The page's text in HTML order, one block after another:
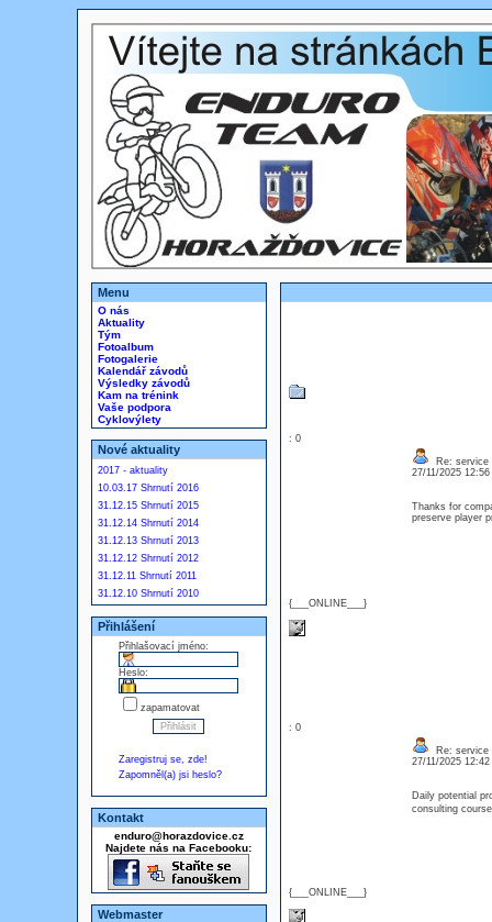
Menu
O nás
Aktuality
Tým
Fotoalbum
Fotogalerie
Kalendář závodů
Výsledky závodů
Kam na trénink
Vaše podpora
Cyklovýlety
Nové aktuality
2017 - aktuality
10.03.17 Shrnutí 2016
31.12.15 Shrnutí 2015
31.12.14 Shrnutí 2014
31.12.13 Shrnutí 2013
31.12.12 Shrnutí 2012
31.12.11 Shrnutí 2011
31.12.10 Shrnutí 2010
Přihlášení
Přihlašovací jméno:
Heslo:
zapamatovat
Zaregistruj se, zde!
Zapomněl(a) jsi heslo?
Kontakt
enduro@horazdovice.cz
Najdete nás na Facebooku:
Webmaster
: 0
{___ONLINE___}
Re: service
27/11/2025
Thanks for
preserve player
: 0
{___ONLINE___}
Re: service
27/11/2025
Daily potential
consulting